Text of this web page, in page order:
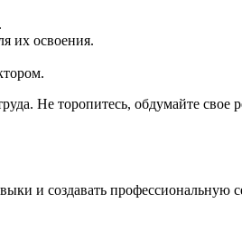
их освоения.
Не торопитесь, обдумайте свое
и создавать профессиональную